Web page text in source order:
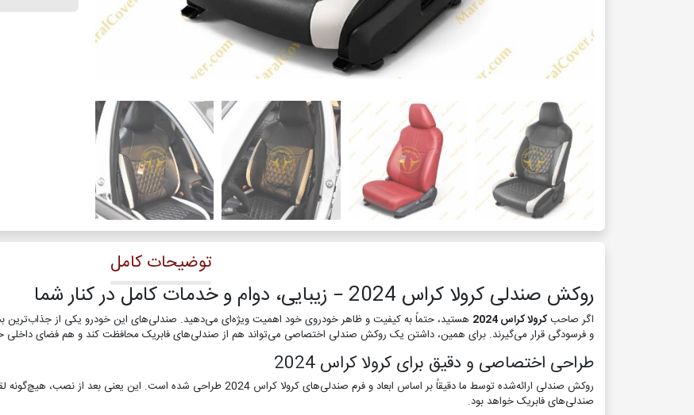
توضیحات کامل
روکش صندلی کرولا کراس 2024 – زیبایی، دوام و خدمات کامل در کنار شما
اگر صاحبکرولا کراس 2024
هستید، حتماً به کیفیت و ظاهر خودروی خود اهمیت ویژه‌ای می‌دهید. صندلی‌های این خودرو یکی از
و فرسودگی قرار می‌گیرند. برای همین، داشتن یک روکش صندلی اختصاصی می‌تواند هم از صندلی‌های فابریک محافظت کند و هم فضای داخلی
طراحی اختصاصی و دقیق برای کرولا کراس 2024
روکش صندلی ارائه‌شده توسط ما دقیقاً بر اساس ابعاد و فرم صندلی‌های کرولا کراس 2024
صندلی‌های فابریک خواهد بود.